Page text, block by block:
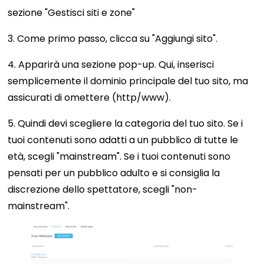
sezione "Gestisci siti e zone"
3. Come primo passo, clicca su "Aggiungi sito".
4. Apparirà una sezione pop-up. Qui, inserisci
semplicemente il dominio principale del tuo sito, ma
assicurati di omettere (http/www).
5. Quindi devi scegliere la categoria del tuo sito. Se i
tuoi contenuti sono adatti a un pubblico di tutte le
età, scegli "mainstream". Se i tuoi contenuti sono
pensati per un pubblico adulto e si consiglia la
discrezione dello spettatore, scegli "non-
mainstream".